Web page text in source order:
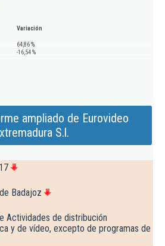
Variación
64,86 %
-16,54 %
ampliado de Eurovideo
S.l.
Badajoz
Actividades de distribución
y de vídeo, excepto de programas de